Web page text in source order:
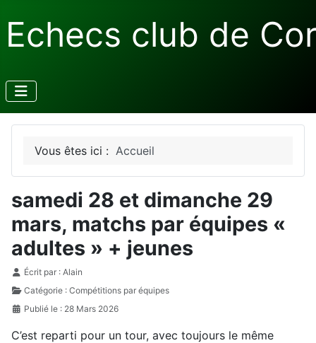
Echecs club de
Vous êtes ici : Accueil
samedi 28 et dimanche 29
mars, matchs par équipes «
adultes » + jeunes
Détails
Écrit par : Alain
Catégorie : Compétitions par équipes
Publié le : 28 Mars 2026
C’est reparti pour un tour, avec toujours le même